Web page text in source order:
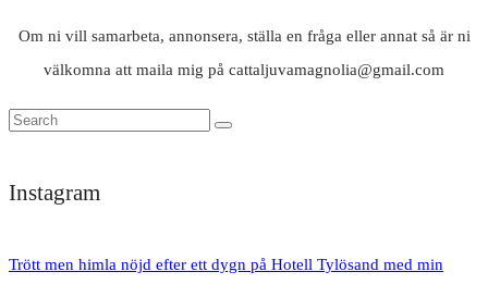
Om ni vill samarbeta, annonsera, ställa en fråga eller annat så är ni
välkomna att maila mig på cattaljuvamagnolia@gmail.com
Instagram
Trött men himla nöjd efter ett dygn på Hotell Tylösand med min